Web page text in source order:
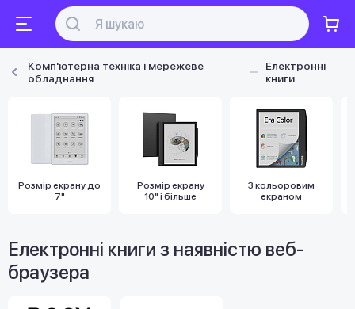
Комп'ютерна техніка і мережеве
обладнання
Електронні
книги
Розмір екрану до
7"
Розмір екрану
10" і більше
З кольоровим
екраном
Електронні книги з наявністю веб-
браузера